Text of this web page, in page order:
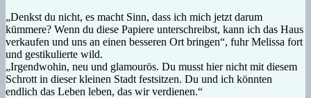
„Denkst du nicht, es macht Sinn, dass ich mich jetzt darum
kümmere? Wenn du diese Papiere unterschreibst, kann ich das Haus
verkaufen und uns an einen besseren Ort bringen“, fuhr Melissa fort
und gestikulierte wild.
„Irgendwohin, neu und glamourös. Du musst hier nicht mit diesem
Schrott in dieser kleinen Stadt festsitzen. Du und ich könnten
endlich das Leben leben, das wir verdienen.“